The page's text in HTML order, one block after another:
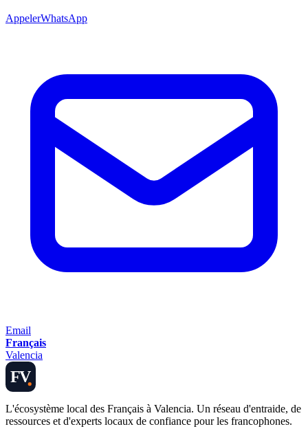
AppelerWhatsApp
Email
Français
Valencia
FV
L'écosystème local des Français à Valencia. Un réseau d'entraide, de
ressources et d'experts locaux de confiance pour les francophones.